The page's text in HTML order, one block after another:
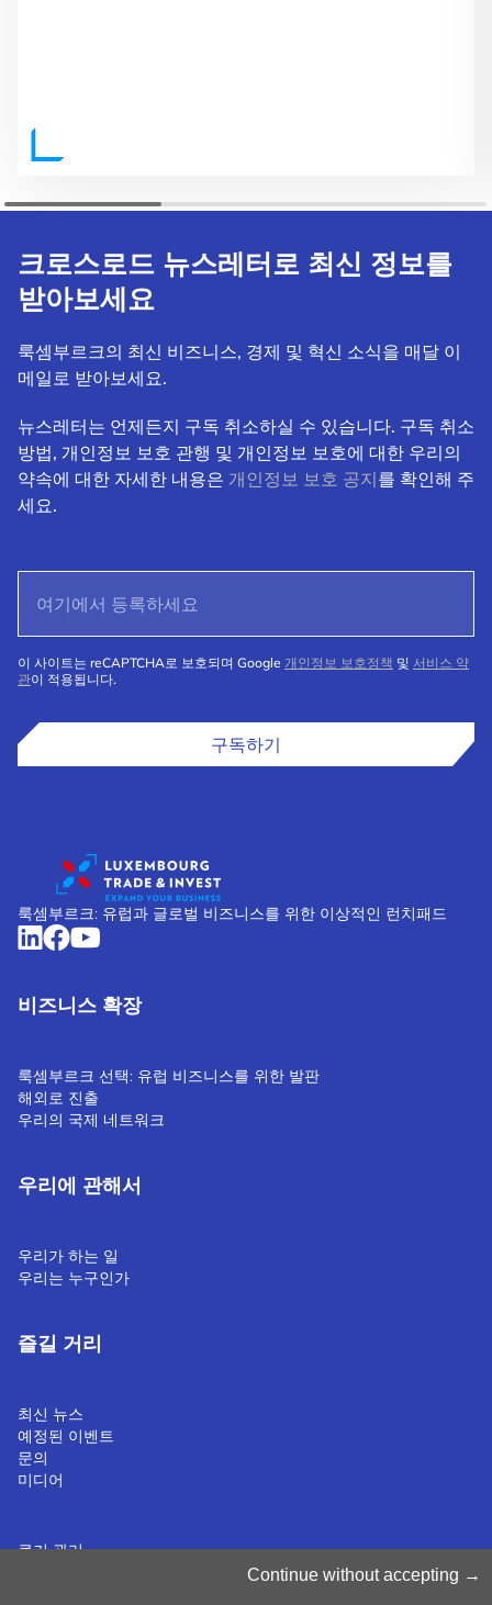
크로스로드 뉴스레터로 최신 정보를
받아보세요
룩셈부르크의 최신 비즈니스, 경제 및 혁신 소식을 매달 이
메일로 받아보세요.
뉴스레터는 언제든지 구독 취소하실 수 있습니다. 구독 취소
방법, 개인정보 보호 관행 및 개인정보 보호에 대한 우리의
약속에 대한 자세한 내용은 개인정보 보호 공지를 확인해 주
세요.
이 사이트는 reCAPTCHA로 보호되며 Google 개인정보 보호정책 및 서비스 약
관이 적용됩니다.
구독하기
룩셈부르크: 유럽과 글로벌 비즈니스를 위한 이상적인 런치패드
비즈니스 확장
룩셈부르크 선택: 유럽 비즈니스를 위한 발판
해외로 진출
우리의 국제 네트워크
우리에 관해서
우리가 하는 일
우리는 누구인가
즐길 거리
최신 뉴스
예정된 이벤트
문의
미디어
쿠키 관리
Continue without accepting